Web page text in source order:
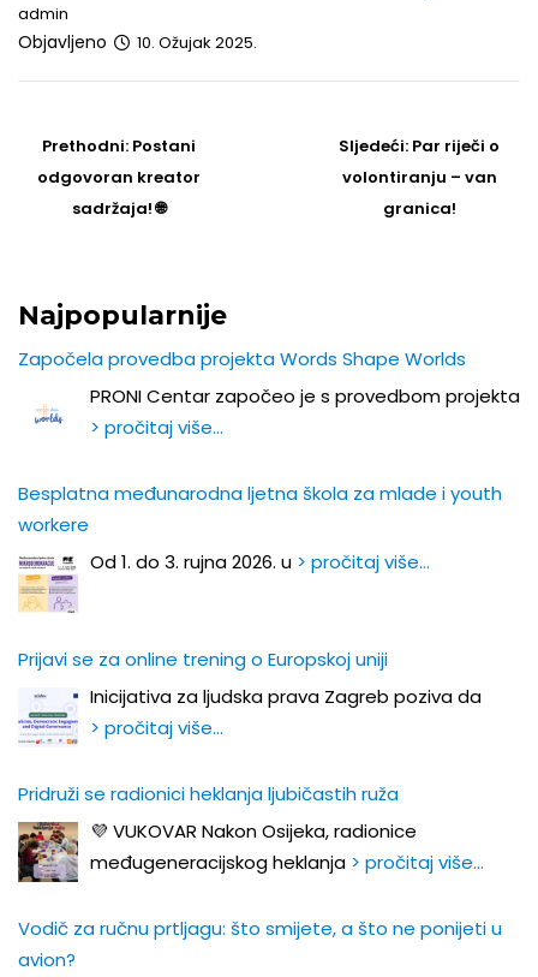
admin
Objavljeno 10. Ožujak 2025.
navigation
Prethodni: Prethodni
post
Postani
odgovoran kreator
sadržaja! 🌐
Sljedeći: Sljedeći
Post
Par riječi o
volontiranju – van
granica!
Najpopularnije
Započela provedba projekta Words Shape Worlds
PRONI Centar započeo je s provedbom projekta
> pročitaj više…
Besplatna međunarodna ljetna škola za mlade i youth
workere
Od 1. do 3. rujna 2026. u > pročitaj više…
Prijavi se za online trening o Europskoj uniji
Inicijativa za ljudska prava Zagreb poziva da
> pročitaj više…
Pridruži se radionici heklanja ljubičastih ruža
💜 VUKOVAR Nakon Osijeka, radionice
međugeneracijskog heklanja > pročitaj više…
Vodič za ručnu prtljagu: što smijete, a što ne ponijeti u
avion?